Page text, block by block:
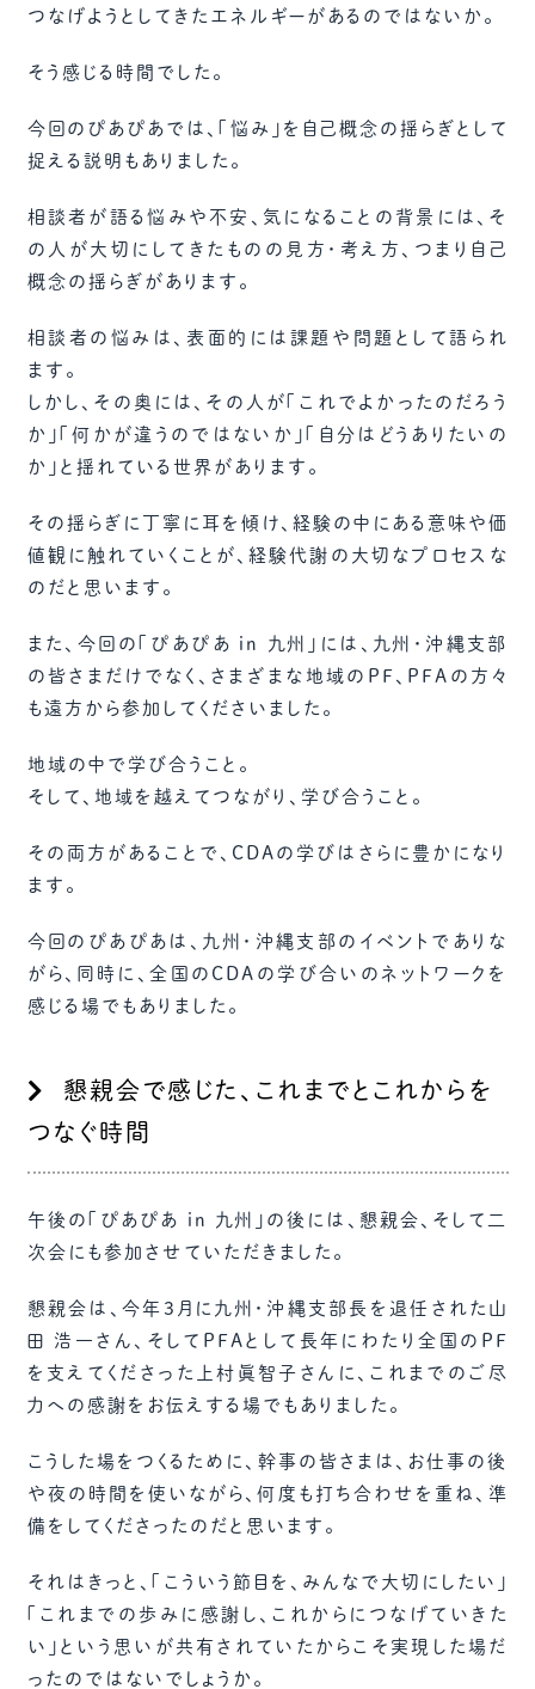
つなげようとしてきたエネルギーがあるのではないか。
そう感じる時間でした。
今回のぴあぴあでは、「悩み」を自己概念の揺らぎとして
捉える説明もありました。
相談者が語る悩みや不安、気になることの背景には、そ
の人が大切にしてきたものの見方・考え方、つまり自己
概念の揺らぎがあります。
相談者の悩みは、表面的には課題や問題として語られ
ます。
しかし、その奥には、その人が「これでよかったのだろう
か」「何かが違うのではないか」「自分はどうありたいの
か」と揺れている世界があります。
その揺らぎに丁寧に耳を傾け、経験の中にある意味や価
値観に触れていくことが、経験代謝の大切なプロセスな
のだと思います。
また、今回の「ぴあぴあ in 九州」には、九州・沖縄支部
の皆さまだけでなく、さまざまな地域のPF、PFAの方々
も遠方から参加してくださいました。
地域の中で学び合うこと。
そして、地域を越えてつながり、学び合うこと。
その両方があることで、CDAの学びはさらに豊かになり
ます。
今回のぴあぴあは、九州・沖縄支部のイベントでありな
がら、同時に、全国のCDAの学び合いのネットワークを
感じる場でもありました。
懇親会で感じた、これまでとこれからを
つなぐ時間
午後の「ぴあぴあ in 九州」の後には、懇親会、そして二
次会にも参加させていただきました。
懇親会は、今年3月に九州・沖縄支部長を退任された山
田 浩一さん、そしてPFAとして長年にわたり全国のPF
を支えてくださった上村眞智子さんに、これまでのご尽
力への感謝をお伝えする場でもありました。
こうした場をつくるために、幹事の皆さまは、お仕事の後
や夜の時間を使いながら、何度も打ち合わせを重ね、準
備をしてくださったのだと思います。
それはきっと、「こういう節目を、みんなで大切にしたい」
「これまでの歩みに感謝し、これからにつなげていきた
い」という思いが共有されていたからこそ実現した場だ
ったのではないでしょうか。